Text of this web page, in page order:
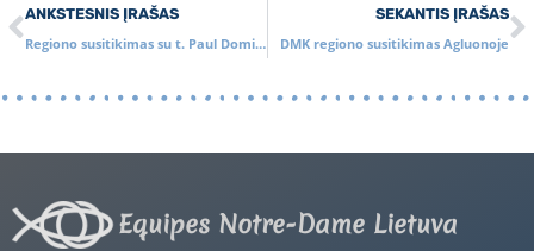
ANKSTESNIS ĮRAŠAS
Regiono susitikimas su t. Paul Dominique Markovits (Prancūzija)
SEKANTIS ĮRAŠAS
DMK regiono susitikimas Agluonoje
Equipes Notre-Dame Lietuva